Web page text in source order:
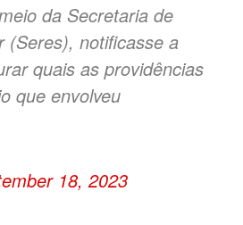
da Secretaria de
(Seres), notificasse a
quais as providências
que envolveu
18, 2023